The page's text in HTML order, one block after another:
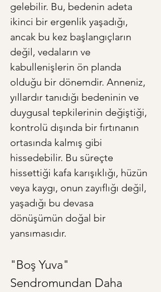
gelebilir. Bu, bedenin adeta
ikinci bir ergenlik yaşadığı,
ancak bu kez başlangıçların
değil, vedaların ve
kabullenişlerin ön planda
olduğu bir dönemdir. Anneniz,
yıllardır tanıdığı bedeninin ve
duygusal tepkilerinin değiştiği,
kontrolü dışında bir fırtınanın
ortasında kalmış gibi
hissedebilir. Bu süreçte
hissettiği kafa karışıklığı, hüzün
veya kaygı, onun zayıflığı değil,
yaşadığı bu devasa
dönüşümün doğal bir
yansımasıdır.
"Boş Yuva"
Sendromundan Daha